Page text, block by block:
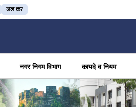
जल कर
नगर निगम विभाग कायदे व नियम